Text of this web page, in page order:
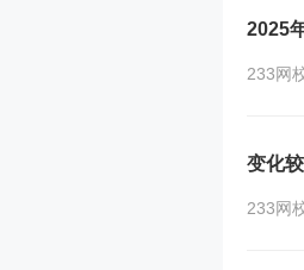
2025
233网
变化
233网